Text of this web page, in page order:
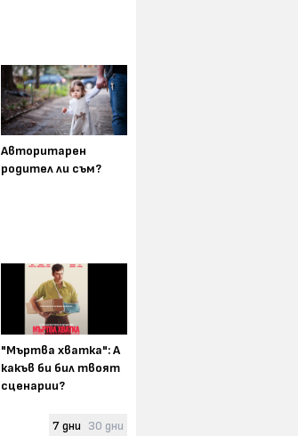
Guardian за Владо
Карамазов и проектът му
"На тяхно място" със
затворниците в Белене
Авторитарен
родител ли съм?
"Мъртва хватка": А
какъв би бил твоят
сценарии?
7 дни 30 дни